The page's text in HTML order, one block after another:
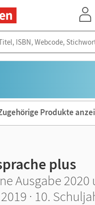
Produkte
plus
Ausgabe 2020
· 10.